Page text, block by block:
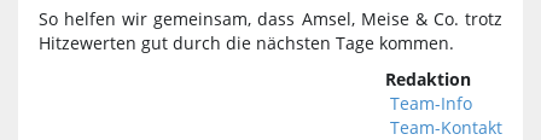
So helfen wir gemeinsam, dass Amsel, Meise & Co. trotz
Hitzewerten gut durch die nächsten Tage kommen.
Redaktion
Team-Info
Team-Kontakt